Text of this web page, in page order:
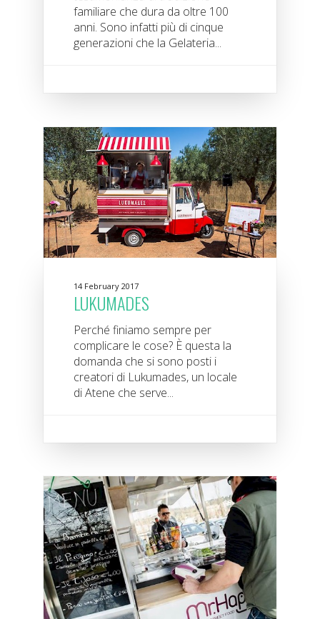
familiare che dura da oltre 100
anni. Sono infatti più di cinque
generazioni che la Gelateria...
14 February 2017
LUKUMADES
Perché finiamo sempre per
complicare le cose? È questa la
domanda che si sono posti i
creatori di Lukumades, un locale
di Atene che serve...